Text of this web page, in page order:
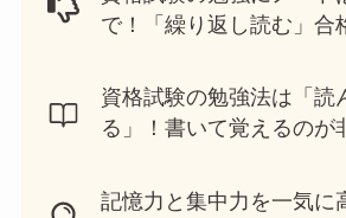
で！「繰り返し読む」合
資格試験の勉強法は「読
る」！書いて覚えるのが
記憶力と集中力を一気に